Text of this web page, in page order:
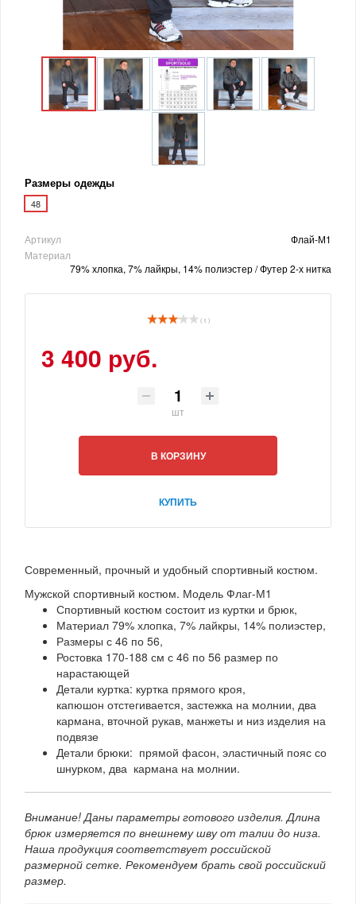
Размеры одежды
48
Артикул
Флай-М1
Материал
79% хлопка, 7% лайкры, 14% полиэстер / Футер 2-х нитка
( 1 )
3 400 руб.
шт
В КОРЗИНУ
КУПИТЬ
Современный, прочный и удобный спортивный костюм.
Мужской спортивный костюм. Модель Флаг-М1
Спортивный костюм состоит из куртки и брюк,
Материал 79% хлопка, 7% лайкры, 14% полиэстер,
Размеры с 46 по 56,
Ростовка 170-188 см с 46 по 56 размер по
нарастающей
Детали куртка: куртка прямого кроя,
капюшон отстегивается, застежка на молнии, два
кармана, вточной рукав, манжеты и низ изделия на
подвязе
Детали брюки: прямой фасон, эластичный пояс со
шнурком, два кармана на молнии.
Внимание! Даны параметры готового изделия. Длина
брюк измеряется по внешнему шву от талии до низа.
Наша продукция соответствует российской
размерной сетке. Рекомендуем брать свой российский
размер.